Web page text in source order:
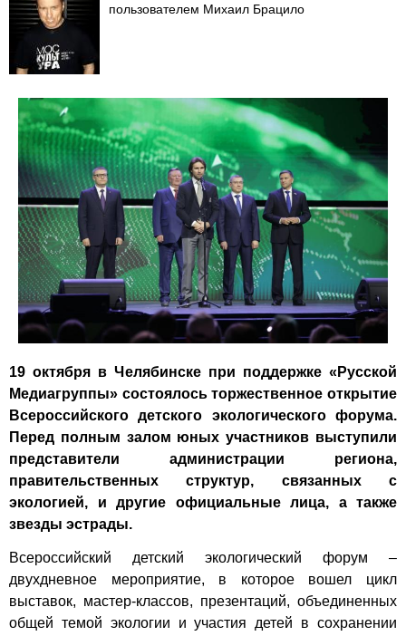
пользователем Михаил Брацило
19 октября в Челябинске при поддержке «Русской
Медиагруппы» состоялось торжественное открытие
Всероссийского детского экологического форума.
Перед полным залом юных участников выступили
представители администрации региона,
правительственных структур, связанных с
экологией, и другие официальные лица, а также
звезды эстрады.
Всероссийский детский экологический форум –
двухдневное мероприятие, в которое вошел цикл
выставок, мастер-классов, презентаций, объединенных
общей темой экологии и участия детей в сохранении